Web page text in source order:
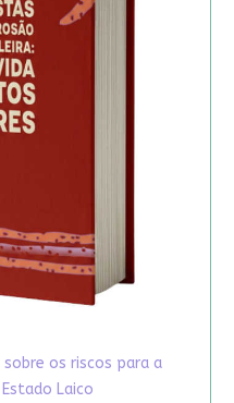
os riscos para a
Laico